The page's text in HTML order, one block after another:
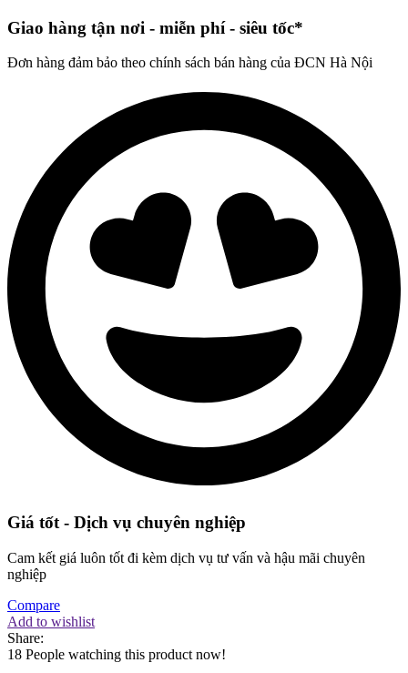
Giao hàng tận nơi - miễn phí - siêu tốc*
Đơn hàng đảm bảo theo chính sách bán hàng của ĐCN Hà Nội
Giá tốt - Dịch vụ chuyên nghiệp
Cam kết giá luôn tốt đi kèm dịch vụ tư vấn và hậu mãi chuyên
nghiệp
Compare
Add to wishlist
Share:
18 People watching this product now!